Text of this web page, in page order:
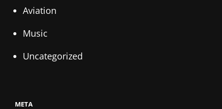
Aviation
Music
Uncategorized
META